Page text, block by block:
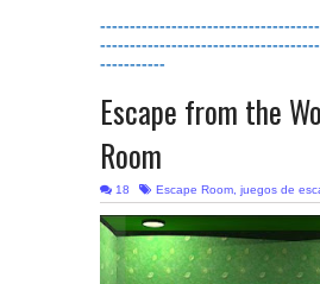
-----------
Escape from the
Room
18 Escape Room, juegos de